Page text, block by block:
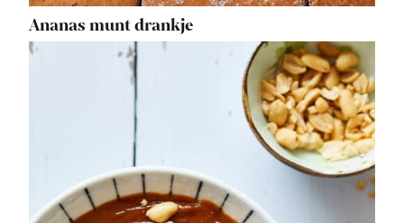
Ananas munt drankje